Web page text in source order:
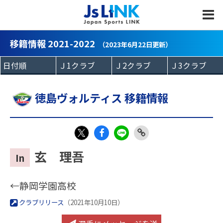
移籍情報 2021-2022 （2023年6月22日更新）
徳島ヴォルティス 移籍情報
X
In 玄 理吾
←静岡学園高校
クラブリリース （2021年10月10日）